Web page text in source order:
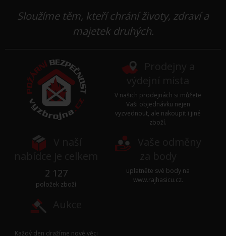
Sloužíme těm, kteří chrání životy, zdraví a
majetek druhých.
V našich prodejnách si můžete
Vaši objednávku nejen
vyzvednout, ale nakoupit i jiné
zboží.
2 127
položek zboží
uplatněte své body na
www.rajhasicu.cz.
Každý den dražíme nové věci